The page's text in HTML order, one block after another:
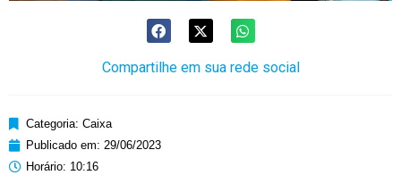
Compartilhe em sua rede social
Categoria: Caixa
Publicado em: 29/06/2023
Horário: 10:16